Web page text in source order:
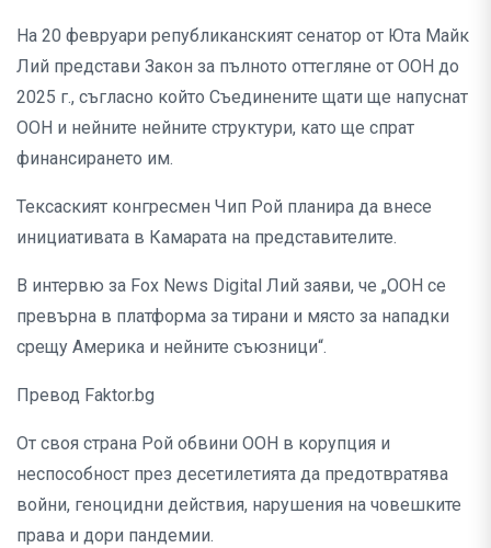
На 20 февруари републиканският сенатор от Юта Майк
Лий представи Закон за пълното оттегляне от ООН до
2025 г., съгласно който Съединените щати ще напуснат
ООН и нейните нейните структури, като ще спрат
финансирането им.
Тексаският конгресмен Чип Рой планира да внесе
инициативата в Камарата на представителите.
В интервю за Fox News Digital Лий заяви, че „ООН се
превърна в платформа за тирани и място за нападки
срещу Америка и нейните съюзници“.
Превод Faktor.bg
От своя страна Рой обвини ООН в корупция и
неспособност през десетилетията да предотвратява
войни, геноцидни действия, нарушения на човешките
права и дори пандемии.